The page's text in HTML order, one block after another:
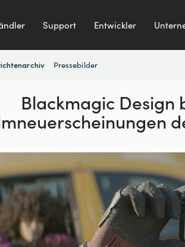
Support Entwickler
Pressebilder
Blackmagic Design